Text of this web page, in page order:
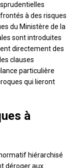
à des risques
du Ministère de la
sont introduites
directement des
clauses
particulière
qui lieront
à
hiérarchisé
déroger aux